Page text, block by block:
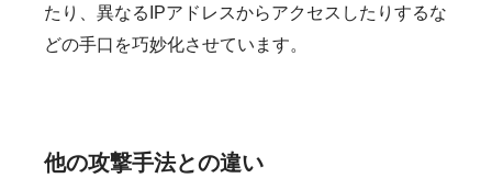
たり、異なるIPアドレスからアクセスしたりするな
どの手口を巧妙化させています。
他の攻撃手法との違い